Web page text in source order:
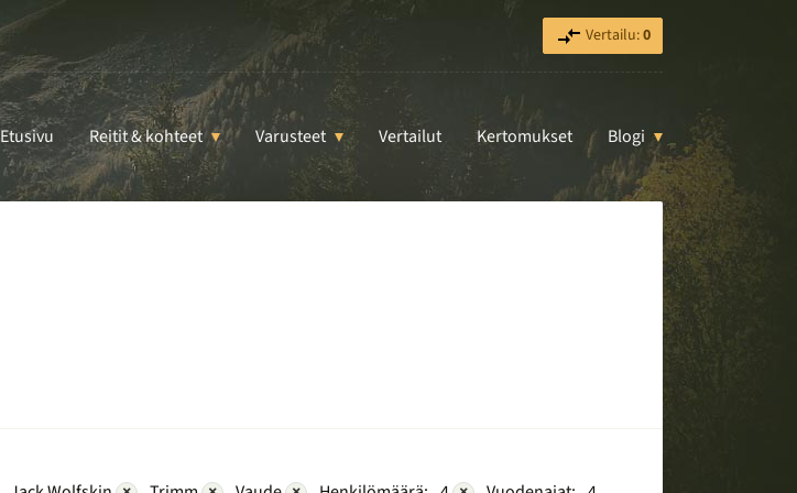
Vertailu:0
Etusivu Reitit & kohteet Varusteet Vertailut Kertomukset Blogi